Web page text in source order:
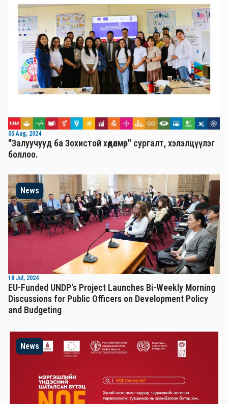
05 Aug, 2024
"Залуучууд ба Зохистой хөдөлмөр" сургалт, хэлэлцүүлэг
боллоо.
News
18 Jul, 2024
EU-Funded UNDP's Project Launches Bi-Weekly Morning
Discussions for Public Officers on Development Policy
and Budgeting
News